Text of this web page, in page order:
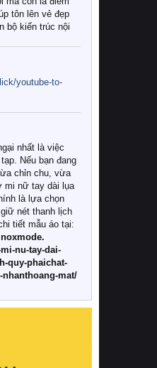
tôn lên vẻ đẹp
bộ kiến trúc nội
đa dạng
và mẫu mã
nào để chọn
ga gối đệm cao
phù hợp với
dụng của gia
tôi đi tìm lời
bài viết dưới đây.
hiện đại lại ưa
đệm cao cấp?
phẩm thông
ga gối đệm
trình sản xuất
chọn lọc nguyên
nghệ dệt
chứa hóa chất
rõ rệt sự khác
đệm nâng đỡ
youtube-to-
nhất là việc
Nếu bạn đang
chỉn chu, vừa
mi nữ tay dài lụa
là lựa chọn
nét thanh lịch
tiết mẫu áo tại:
nu-tay-dai-
quy-phaichat-
mat/